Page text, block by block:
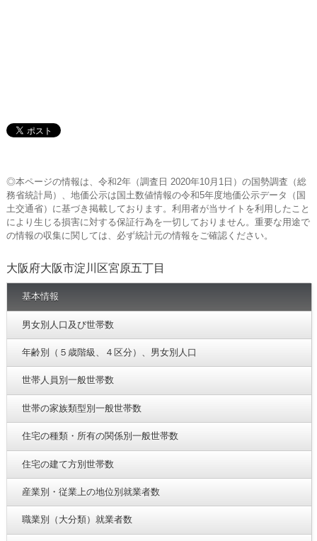
◎本ページの情報は、令和2年（調査日 2020年10月1日）の国勢調査（総
務省統計局）、地価公示は国土数値情報の令和5年度地価公示データ（国
土交通省）に基づき掲載しております。利用者が当サイトを利用したこと
により生じる損害に対する保証行為を一切しておりません。重要な用途で
の情報の収集に関しては、必ず統計元の情報をご確認ください。
大阪府大阪市淀川区宮原五丁目
基本情報
男女別人口及び世帯数
年齢別（５歳階級、４区分）、男女別人口
世帯人員別一般世帯数
世帯の家族類型別一般世帯数
住宅の種類・所有の関係別一般世帯数
住宅の建て方別世帯数
産業別・従業上の地位別就業者数
職業別（大分類）就業者数